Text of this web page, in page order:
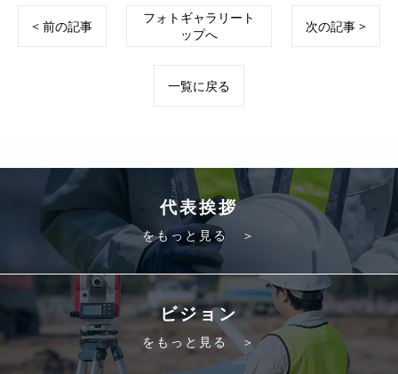
< 前の記事
フォトギャラリート
ップへ
次の記事 >
一覧に戻る
代表挨拶
をもっと見る ＞
ビジョン
をもっと見る ＞